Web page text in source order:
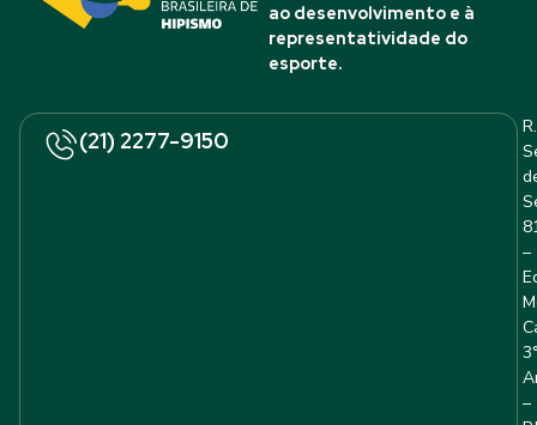
ao desenvolvimento e à
representatividade do
esporte.
(21) 2277-9150
R.
–
–